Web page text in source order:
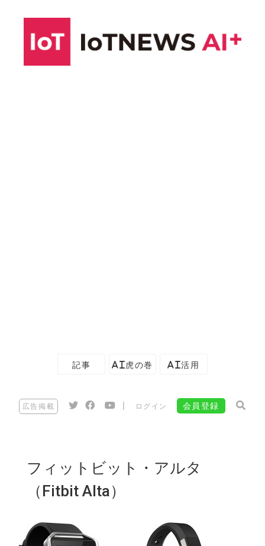
記事 AI虎の巻 AI活用
広告掲載 ログイン 会員登録
フィットビット・アルタ
（Fitbit Alta）